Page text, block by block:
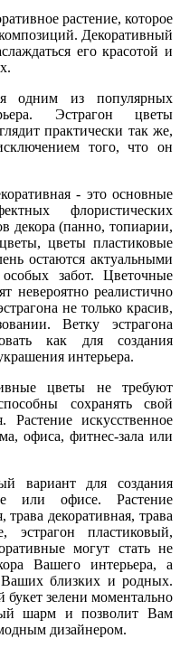
растение, которое
Декоративный
его красотой и
одним из популярных
Эстрагон цветы
практически так же,
того, что он
- это основные
флористических
декора (панно, топиарии,
цветы пластиковые
остаются актуальными
забот. Цветочные
невероятно реалистично
не только красив,
Ветку эстрагона
как для создания
интерьера.
цветы не требуют
сохранять свой
искусственное
офиса, фитнес-зала или
вариант для создания
или офисе. Растение
трава декоративная, трава
эстрагон пластиковый,
могут стать не
Вашего интерьера, а
близких и родных.
букет зелени моментально
шарм и позволит Вам
дизайнером.